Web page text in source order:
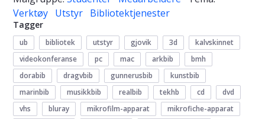
Verktøy Utstyr Bibliotektjenester
Tagger
ub bibliotek utstyr gjovik 3d
kalvskinnet
videokonferanse
pc mac arkbib
bmh
dorabib
dragvbib gunnerusbib
kunstbib
marinbib
musikkbib realbib tekhb cd
dvd
vhs
bluray mikrofilm-apparat
mikrofiche-apparat